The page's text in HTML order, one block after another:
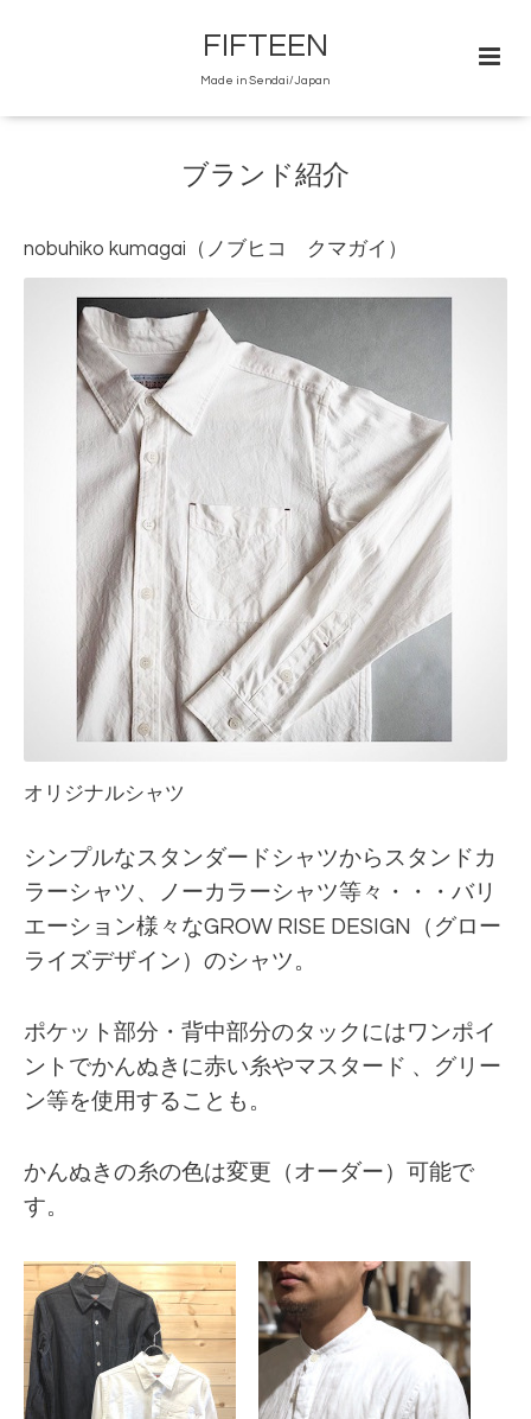
FIFTEEN
Made in Sendai/Japan
ブランド紹介
nobuhiko kumagai（ノブヒコ クマガイ）
オリジナルシャツ
シンプルなスタンダードシャツからスタンドカ
ラーシャツ、ノーカラーシャツ等々・・・バリ
エーション様々なGROW RISE DESIGN（グロー
ライズデザイン）のシャツ。
ポケット部分・背中部分のタックにはワンポイ
ントでかんぬきに赤い糸やマスタード 、グリー
ン等を使用することも。
かんぬきの糸の色は変更（オーダー）可能で
す。